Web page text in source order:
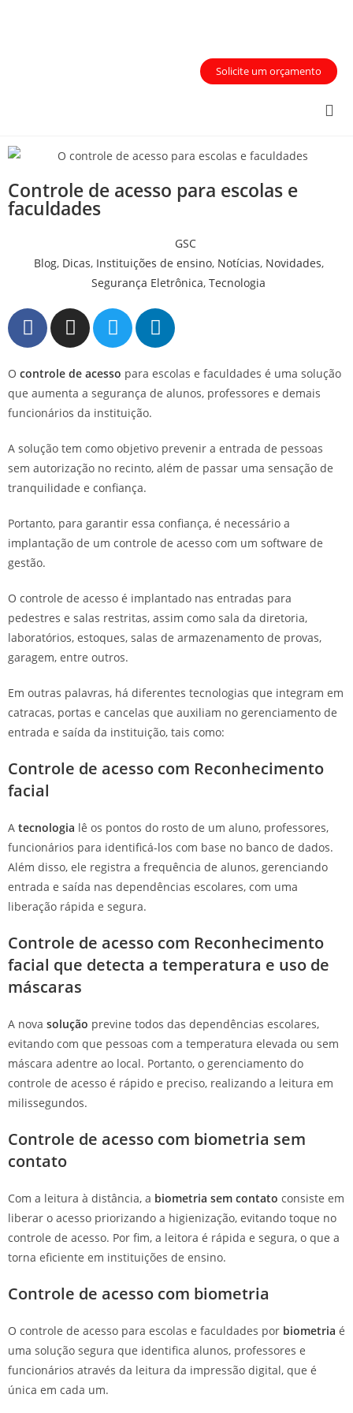
Solicite um orçamento
Controle de acesso para escolas e
faculdades
GSC
Blog, Dicas, Instituições de ensino, Notícias, Novidades,
Segurança Eletrônica, Tecnologia
O controle de acesso para escolas e faculdades é uma solução
que aumenta a segurança de alunos, professores e demais
funcionários da instituição.
A solução tem como objetivo prevenir a entrada de pessoas
sem autorização no recinto, além de passar uma sensação de
tranquilidade e confiança.
Portanto, para garantir essa confiança, é necessário a
implantação de um controle de acesso com um software de
gestão.
O controle de acesso é implantado nas entradas para
pedestres e salas restritas, assim como sala da diretoria,
laboratórios, estoques, salas de armazenamento de provas,
garagem, entre outros.
Em outras palavras, há diferentes tecnologias que integram em
catracas, portas e cancelas que auxiliam no gerenciamento de
entrada e saída da instituição, tais como:
Controle de acesso com Reconhecimento
facial
A tecnologia lê os pontos do rosto de um aluno, professores,
funcionários para identificá-los com base no banco de dados.
Além disso, ele registra a frequência de alunos, gerenciando
entrada e saída nas dependências escolares, com uma
liberação rápida e segura.
Controle de acesso com Reconhecimento
facial que detecta a temperatura e uso de
máscaras
A nova solução previne todos das dependências escolares,
evitando com que pessoas com a temperatura elevada ou sem
máscara adentre ao local. Portanto, o gerenciamento do
controle de acesso é rápido e preciso, realizando a leitura em
milissegundos.
Controle de acesso com biometria sem
contato
Com a leitura à distância, a biometria sem contato consiste em
liberar o acesso priorizando a higienização, evitando toque no
controle de acesso. Por fim, a leitora é rápida e segura, o que a
torna eficiente em instituições de ensino.
Controle de acesso com biometria
O controle de acesso para escolas e faculdades por biometria é
uma solução segura que identifica alunos, professores e
funcionários através da leitura da impressão digital, que é
única em cada um.